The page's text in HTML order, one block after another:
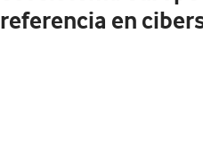
referencia en